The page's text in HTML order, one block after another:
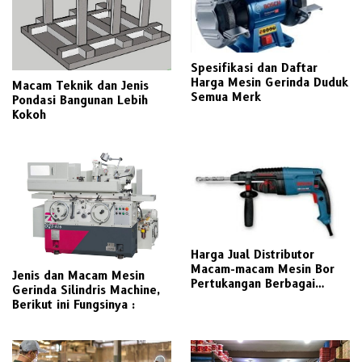
Macam Teknik dan Jenis
Pondasi Bangunan Lebih
Kokoh
Spesifikasi dan Daftar
Harga Mesin Gerinda Duduk
Semua Merk
Jenis dan Macam Mesin
Gerinda Silindris Machine,
Berikut ini Fungsinya :
Harga Jual Distributor
Macam-macam Mesin Bor
Pertukangan Berbagai